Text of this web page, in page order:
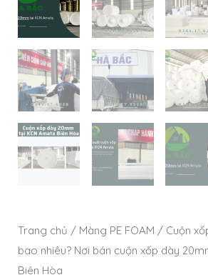
Trang chủ / Màng PE FOAM / Cuộn
bao nhiêu? Nơi bán cuộn xốp dày
Biên Hòa